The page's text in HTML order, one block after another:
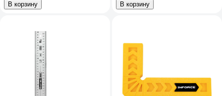
В корзину В корзину